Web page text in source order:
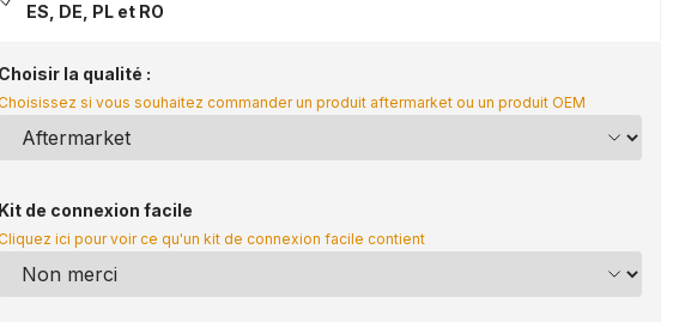
ES, DE, PL et RO
Choisir la qualité :
si vous souhaitez commander un produit aftermarket ou un produit OEM
Kit de connexion facile
ici pour voir ce qu'un kit de connexion facile contient